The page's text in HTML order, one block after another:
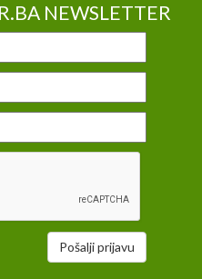
NEWSLETTER
Pošalji prijavu